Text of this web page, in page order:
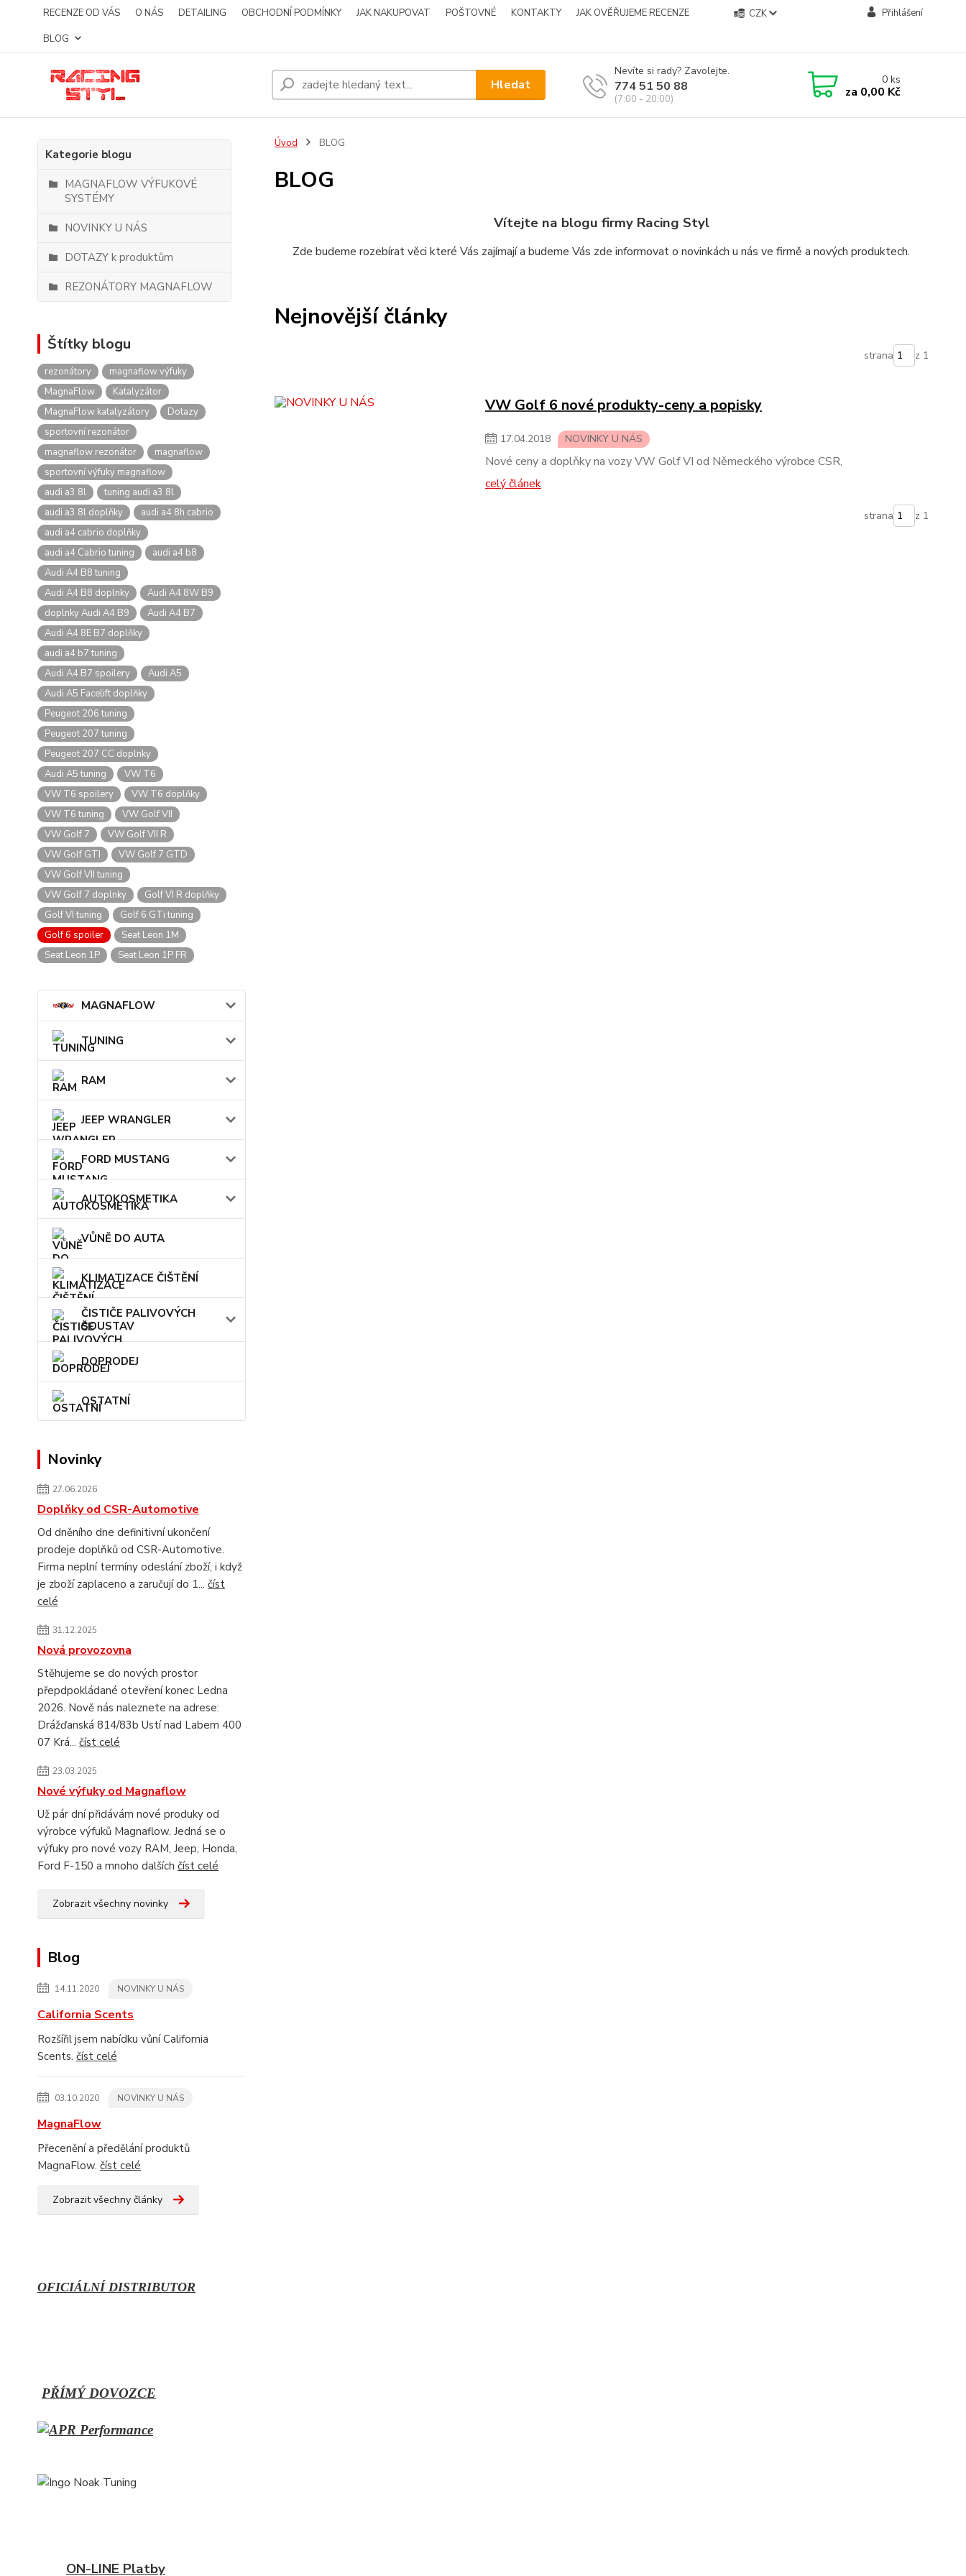
RECENZE OD VÁS O NÁS DETAILING OBCHODNÍ PODMÍNKY JAK NAKUPOVAT POŠTOVNÉ KONTAKTY
JAK OVĚŘUJEME RECENZE
BLOG
CZK Přihlášení
Hledat
Nevíte si rady? Zavolejte.
774 51 50 88
(7:00 - 20:00)
0ks
za 0,00 Kč
Kategorie blogu
MAGNAFLOW VÝFUKOVÉ
SYSTÉMY
NOVINKY U NÁS
DOTAZY k produktům
REZONÁTORY MAGNAFLOW
Štítky blogu
rezonátory
magnaflow výfuky
MagnaFlow
Katalyzátor
MagnaFlow katalyzátory
Dotazy
sportovní rezonátor
magnaflow rezonátor
magnaflow
sportovní výfuky magnaflow
audi a3 8l
tuning audi a3 8l
audi a3 8l doplňky
audi a4 8h cabrio
audi a4 cabrio doplňky
audi a4 Cabrio tuning
audi a4 b8
Audi A4 B8 tuning
Audi A4 B8 doplnky
Audi A4 8W B9
doplnky Audi A4 B9
Audi A4 B7
Audi A4 8E B7 doplňky
audi a4 b7 tuning
Audi A4 B7 spoilery
Audi A5
Audi A5 Facelift doplňky
Peugeot 206 tuning
Peugeot 207 tuning
Peugeot 207 CC doplnky
Audi A5 tuning
VW T6
VW T6 spoilery
VW T6 doplňky
VW T6 tuning
VW Golf VII
VW Golf 7
VW Golf VII R
VW Golf GTI
VW Golf 7 GTD
VW Golf VII tuning
VW Golf 7 doplnky
Golf VI R doplňky
Golf VI tuning
Golf 6 GTi tuning
Golf 6 spoiler
Seat Leon 1M
Seat Leon 1P
Seat Leon 1P FR
MAGNAFLOW
TUNING
RAM
JEEP WRANGLER
FORD MUSTANG
AUTOKOSMETIKA
VŮNĚ DO AUTA
KLIMATIZACE ČIŠTĚNÍ
ČISTIČE PALIVOVÝCH
SOUSTAV
DOPRODEJ
OSTATNÍ
Novinky
27.06.2026
Doplňky od CSR-Automotive
Od dněního dne definitivní ukončení
prodeje doplňků od CSR-Automotive.
Firma neplní termíny odeslání zboží, i když
je zboží zaplaceno a zaručují do 1... číst
celé
31.12.2025
Nová provozovna
Stěhujeme se do nových prostor
přepdpokládané otevření konec Ledna
2026. Nově nás naleznete na adrese:
Drážďanská 814/83b Ustí nad Labem 400
07 Krá... číst celé
23.03.2025
Nové výfuky od Magnaflow
Už pár dní přidávám nové produky od
výrobce výfuků Magnaflow. Jedná se o
výfuky pro nové vozy RAM, Jeep, Honda,
Ford F-150 a mnoho dalších číst celé
Zobrazit všechny novinky
Blog
14.11.2020 NOVINKY U NÁS
California Scents
Rozšířil jsem nabídku vůní California
Scents. číst celé
03.10.2020 NOVINKY U NÁS
MagnaFlow
Přecenění a předělání produktů
MagnaFlow. číst celé
Zobrazit všechny články
OFICIÁLNÍ DISTRIBUTOR
PŘÍMÝ DOVOZCE
ON-LINE Platby
Úvod BLOG
BLOG
Vítejte na blogu firmy Racing Styl
Zde budeme rozebírat věci které Vás zajímají a budeme Vás zde informovat o novinkách u nás ve firmě a nových produktech.
Nejnovější články
strana z 1
VW Golf 6 nové produkty-ceny a popisky
17.04.2018 NOVINKY U NÁS
Nové ceny a doplňky na vozy VW Golf VI od Německého výrobce CSR,
celý článek
strana z 1